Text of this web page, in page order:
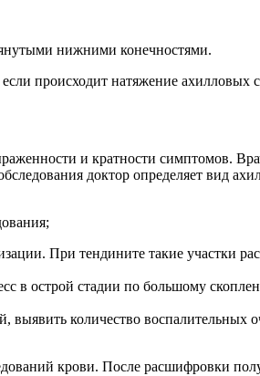
нижними конечностями.
происходит натяжение ахилловых
и кратности симптомов.
доктор определяет вид
При тендините такие участки
в острой стадии по большому
выявить количество
крови. После расшифровки